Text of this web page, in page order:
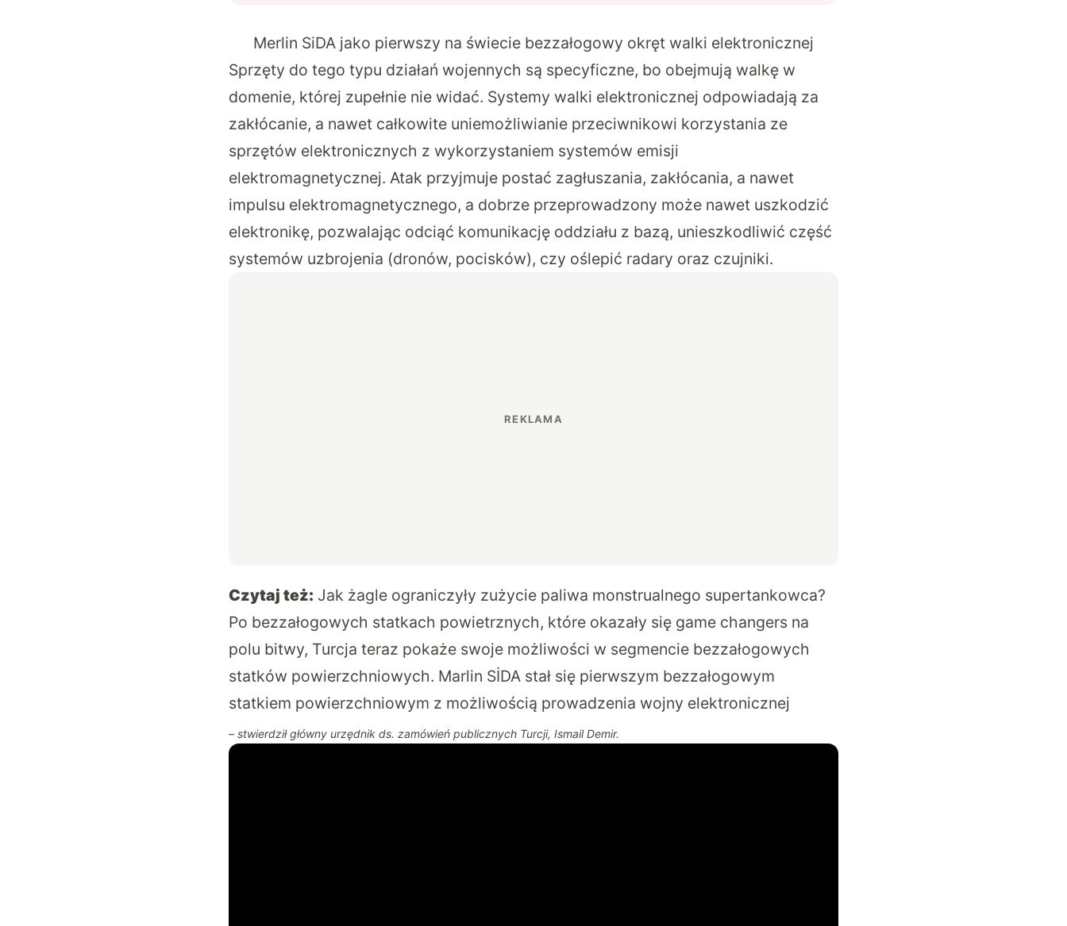
Merlin SiDA jako pierwszy na świecie bezzałogowy okręt walki elektronicznej
Sprzęty do tego typu działań wojennych są specyficzne, bo obejmują walkę w
domenie, której zupełnie nie widać. Systemy walki elektronicznej odpowiadają za
zakłócanie, a nawet całkowite uniemożliwianie przeciwnikowi korzystania ze
sprzętów elektronicznych z wykorzystaniem systemów emisji
elektromagnetycznej. Atak przyjmuje postać zagłuszania, zakłócania, a nawet
impulsu elektromagnetycznego, a dobrze przeprowadzony może nawet uszkodzić
elektronikę, pozwalając odciąć komunikację oddziału z bazą, unieszkodliwić część
systemów uzbrojenia (dronów, pocisków), czy oślepić radary oraz czujniki.
Czytaj też: Jak żagle ograniczyły zużycie paliwa monstrualnego supertankowca?
Po bezzałogowych statkach powietrznych, które okazały się game changers na
polu bitwy, Turcja teraz pokaże swoje możliwości w segmencie bezzałogowych
statków powierzchniowych. Marlin SİDA stał się pierwszym bezzałogowym
statkiem powierzchniowym z możliwością prowadzenia wojny elektronicznej
– stwierdził główny urzędnik ds. zamówień publicznych Turcji, Ismail Demir.